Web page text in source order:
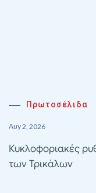
Πρωτοσέλιδα
Αυγ 2, 2026
Κυκλοφοριακές
των Τρικάλων